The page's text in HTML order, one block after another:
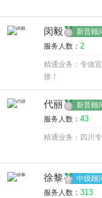
闵毅 新晋顾
服务人数： 2
精通业务：专做
接！
代丽 新晋顾
服务人数： 43
精通业务：四川
徐黎 中级顾
服务人数： 313